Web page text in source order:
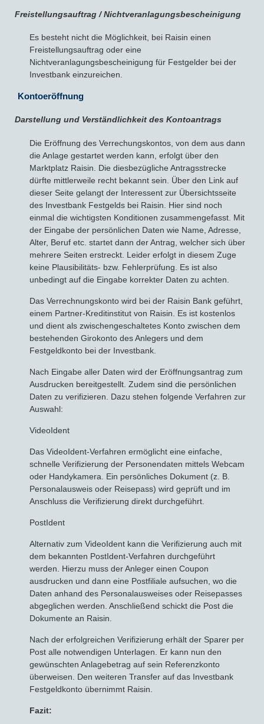
Freistellungsauftrag / Nichtveranlagungsbescheinigung
Es besteht nicht die Möglichkeit, bei Raisin einen
Freistellungsauftrag oder eine
Nichtveranlagungsbescheinigung für Festgelder bei der
Investbank einzureichen.
Kontoeröffnung
Darstellung und Verständlichkeit des Kontoantrags
Die Eröffnung des Verrechungskontos, von dem aus dann
die Anlage gestartet werden kann, erfolgt über den
Marktplatz Raisin. Die diesbezügliche Antragsstrecke
dürfte mittlerweile recht bekannt sein. Über den Link auf
dieser Seite gelangt der Interessent zur Übersichtsseite
des Investbank Festgelds bei Raisin. Hier sind noch
einmal die wichtigsten Konditionen zusammengefasst. Mit
der Eingabe der persönlichen Daten wie Name, Adresse,
Alter, Beruf etc. startet dann der Antrag, welcher sich über
mehrere Seiten erstreckt. Leider erfolgt in diesem Zuge
keine Plausibilitäts- bzw. Fehlerprüfung. Es ist also
unbedingt auf die Eingabe korrekter Daten zu achten.
Das Verrechnungskonto wird bei der Raisin Bank geführt,
einem Partner-Kreditinstitut von Raisin. Es ist kostenlos
und dient als zwischengeschaltetes Konto zwischen dem
bestehenden Girokonto des Anlegers und dem
Festgeldkonto bei der Investbank.
Nach Eingabe aller Daten wird der Eröffnungsantrag zum
Ausdrucken bereitgestellt. Zudem sind die persönlichen
Daten zu verifizieren. Dazu stehen folgende Verfahren zur
Auswahl:
VideoIdent
Das VideoIdent-Verfahren ermöglicht eine einfache,
schnelle Verifizierung der Personendaten mittels Webcam
oder Handykamera. Ein persönliches Dokument (z. B.
Personalausweis oder Reisepass) wird geprüft und im
Anschluss die Verifizierung direkt durchgeführt.
PostIdent
Alternativ zum VideoIdent kann die Verifizierung auch mit
dem bekannten PostIdent-Verfahren durchgeführt
werden. Hierzu muss der Anleger einen Coupon
ausdrucken und dann eine Postfiliale aufsuchen, wo die
Daten anhand des Personalausweises oder Reisepasses
abgeglichen werden. Anschließend schickt die Post die
Dokumente an Raisin.
Nach der erfolgreichen Verifizierung erhält der Sparer per
Post alle notwendigen Unterlagen. Er kann nun den
gewünschten Anlagebetrag auf sein Referenzkonto
überweisen. Den weiteren Transfer auf das Investbank
Festgeldkonto übernimmt Raisin.
Fazit: